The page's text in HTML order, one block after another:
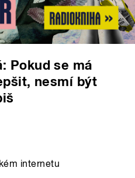
Pokud se má
nesmí být
internetu